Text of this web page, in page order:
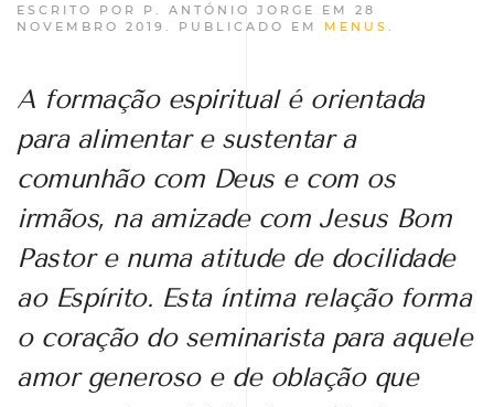
ESCRITO POR P. ANTÓNIO JORGE EM 28
NOVEMBRO 2019 . PUBLICADO EM MENUS .
A formação espiritual é orientada
para alimentar e sustentar a
comunhão com Deus e com os
irmãos, na amizade com Jesus Bom
Pastor e numa atitude de docilidade
ao Espírito. Esta íntima relação forma
o coração do seminarista para aquele
amor generoso e de oblação que